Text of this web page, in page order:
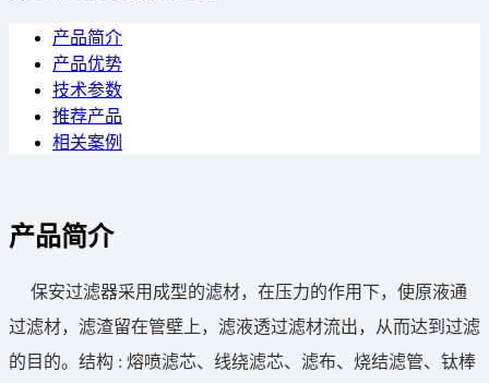
产品简介
产品优势
技术参数
推荐产品
相关案例
产品简介
保安过滤器采用成型的滤材，在压力的作用下，使原液通
过滤材，滤渣留在管壁上，滤液透过滤材流出，从而达到过滤
的目的。结构 : 熔喷滤芯、线绕滤芯、滤布、烧结滤管、钛棒